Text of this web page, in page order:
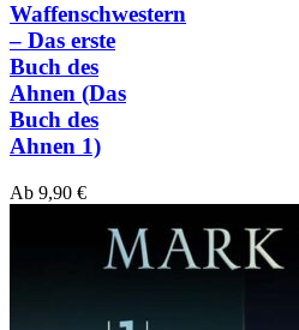
Waffenschwestern
– Das erste
Buch des
Ahnen (Das
Buch des
Ahnen 1)
Ab 9,90 €